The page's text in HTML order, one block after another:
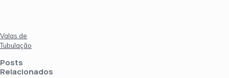
Valas de
Tubulação
Posts
Relacionados